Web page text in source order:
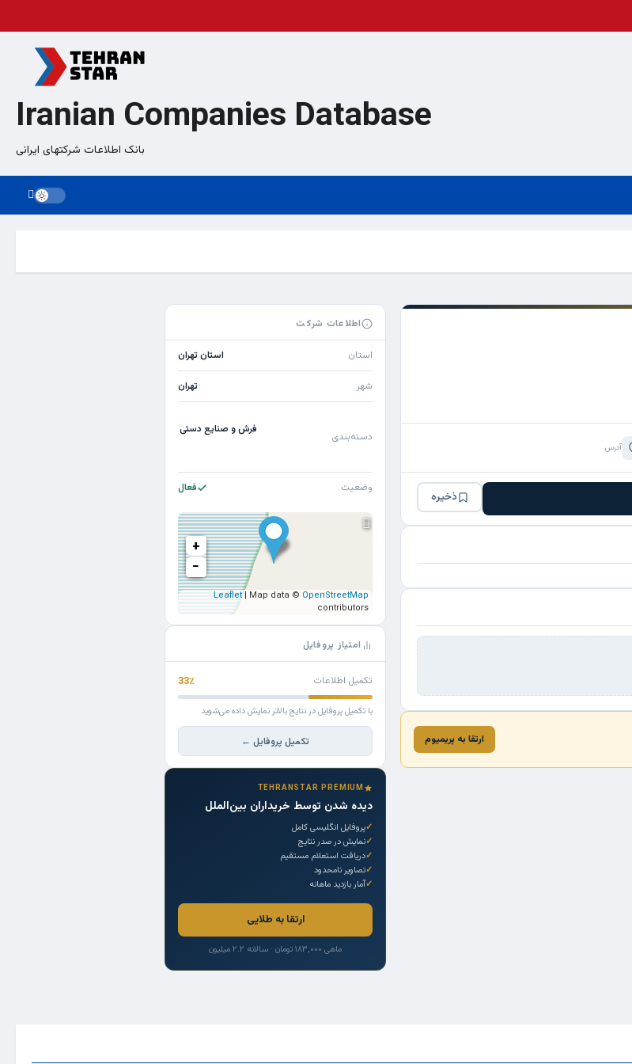
Iranian Companies Database
بانک اطلاعات شرکتهای ایرانی
آدرس
ذخیره
ارتقا به پریمیوم
اطلاعات شرکت
استان استان تهران
شهر تهران
دسته‌بندی
فرش و صنایع دستی
وضعیت فعال
+
−
Leaflet| Map data © OpenStreetMap
contributors
امتیاز پروفایل
تکمیل اطلاعات 33٪
با تکمیل پروفایل در نتایج بالاتر نمایش داده می‌شوید
تکمیل پروفایل ←
TEHRANSTAR PREMIUM
دیده شدن توسط خریداران بین‌الملل
پروفایل انگلیسی کامل
نمایش در صدر نتایج
دریافت استعلام مستقیم
تصاویر نامحدود
آمار بازدید ماهانه
ارتقا به طلایی
ماهی ۱۸۳,۰۰۰ تومان · سالانه ۲.۲ میلیون